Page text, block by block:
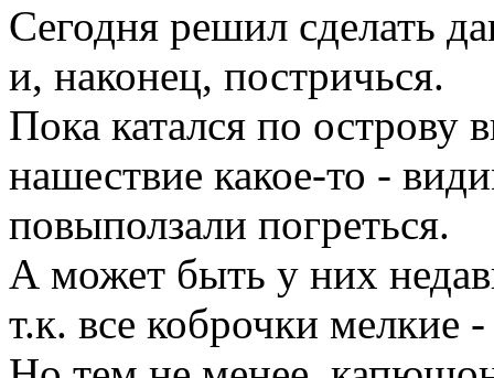
Сегодня решил сделать
и, наконец, постричься.
Пока катался по острову
нашествие какое-то -
повыползали погреться.
А может быть у них
т.к. все коброчки мелкие